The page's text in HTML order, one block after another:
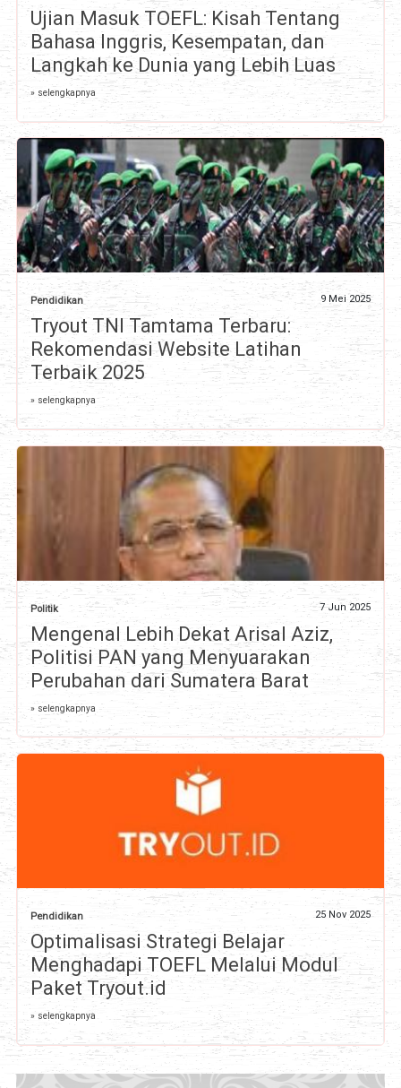
Ujian Masuk TOEFL: Kisah Tentang
Bahasa Inggris, Kesempatan, dan
Langkah ke Dunia yang Lebih Luas
» selengkapnya
Pendidikan 9 Mei 2025
Tryout TNI Tamtama Terbaru:
Rekomendasi Website Latihan
Terbaik 2025
» selengkapnya
Politik 7 Jun 2025
Mengenal Lebih Dekat Arisal Aziz,
Politisi PAN yang Menyuarakan
Perubahan dari Sumatera Barat
» selengkapnya
Pendidikan 25 Nov 2025
Optimalisasi Strategi Belajar
Menghadapi TOEFL Melalui Modul
Paket Tryout.id
» selengkapnya